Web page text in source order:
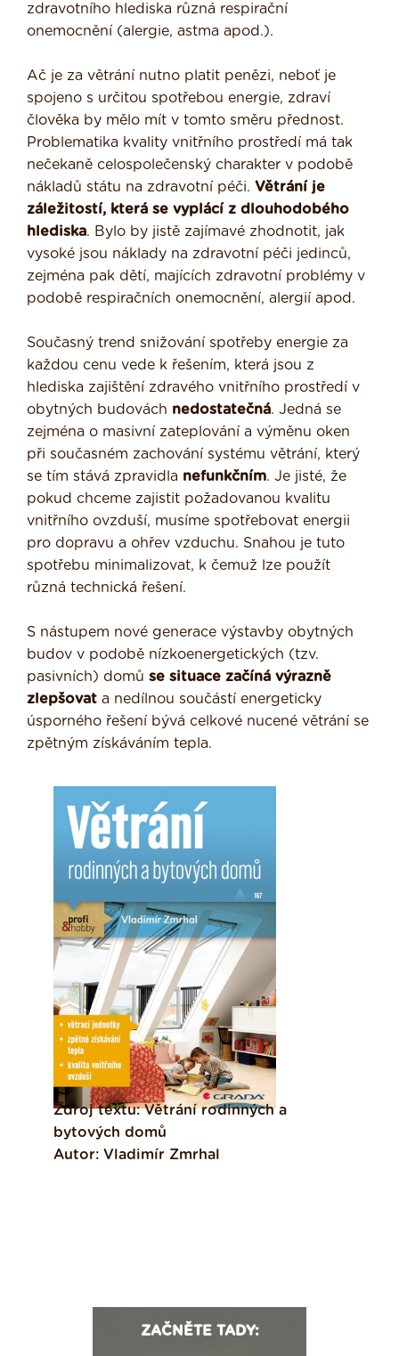
zdravotního hlediska různá respirační
onemocnění (alergie, astma apod.).
Ač je za větrání nutno platit penězi, neboť je
spojeno s určitou spotřebou energie, zdraví
člověka by mělo mít v tomto směru přednost.
Problematika kvality vnitřního prostředí má tak
nečekaně celospolečenský charakter v podobě
nákladů státu na zdravotní péči. Větrání je
záležitostí, která se vyplácí z dlouhodobého
hlediska. Bylo by jistě zajímavé zhodnotit, jak
vysoké jsou náklady na zdravotní péči jedinců,
zejména pak dětí, majících zdravotní problémy v
podobě respiračních onemocnění, alergií apod.
Současný trend snižování spotřeby energie za
každou cenu vede k řešením, která jsou z
hlediska zajištění zdravého vnitřního prostředí v
obytných budovách nedostatečná. Jedná se
zejména o masivní zateplování a výměnu oken
při současném zachování systému větrání, který
se tím stává zpravidla nefunkčním. Je jisté, že
pokud chceme zajistit požadovanou kvalitu
vnitřního ovzduší, musíme spotřebovat energii
pro dopravu a ohřev vzduchu. Snahou je tuto
spotřebu minimalizovat, k čemuž lze použít
různá technická řešení.
S nástupem nové generace výstavby obytných
budov v podobě nízkoenergetických (tzv.
pasivních) domů se situace začíná výrazně
zlepšovat a nedílnou součástí energeticky
úsporného řešení bývá celkové nucené větrání se
zpětným získáváním tepla.
Zdroj textu: Větrání rodinných a
bytových domů
Autor: Vladimír Zmrhal
ZAČNĚTE TADY: